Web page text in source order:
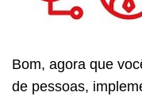
Bom, agora que
de pessoas,